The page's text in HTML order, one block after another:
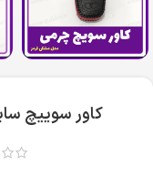
کاور سوییچ